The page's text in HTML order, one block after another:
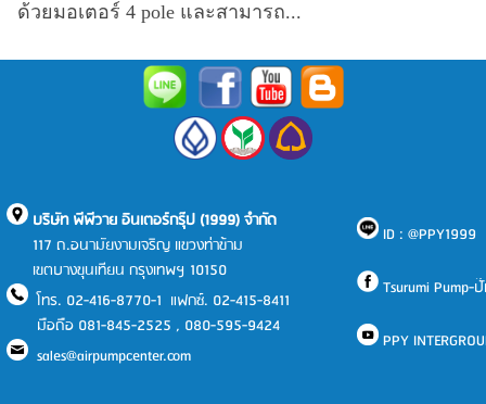
ด้วยมอเตอร์ 4 pole และสามารถ...
บริษัท พีพีวาย อินเตอร์กรุ๊ป (1999) จำกัด
117 ถ.อนามัยงามเจริญ แขวงท่าข้าม
เขตบางขุนเทียน กรุงเทพฯ 10150
โทร. 02-416-8770-1 แฟกซ์. 02-415-8411
มือถือ 081-845-2525 , 080-595-9424
sales@airpumpcenter.com
ID : @PPY1999
Tsurumi Pump-
PPY